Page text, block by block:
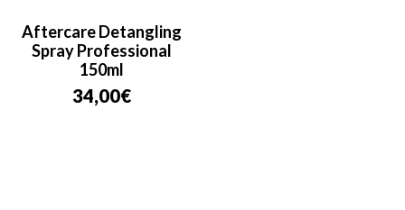
Aftercare Detangling
Spray Professional
150ml
34,00€